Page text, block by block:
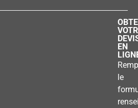
EN
le